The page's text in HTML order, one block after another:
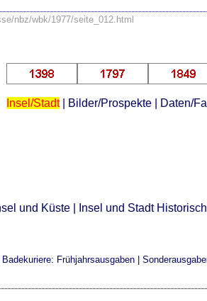
nbz/wbk/1977/seite_012.html
Insel/Stadt| Bilder/Prospekte| Daten/
und Küste Insel und Stadt Historisch
| Badekuriere: Frühjahrsausgaben |